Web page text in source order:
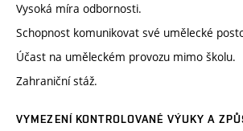
Vysoká míra odbornosti.
Schopnost komunikovat své umělecké
Účast na uměleckém provozu mimo školu.
Zahraniční stáž.
VYMEZENÍ KONTROLOVANÉ VÝUKY A